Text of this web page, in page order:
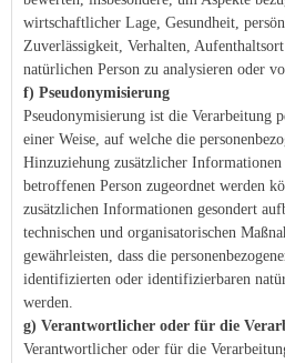
wirtschaftlicher Lage, Gesundheit,
Zuverlässigkeit, Verhalten,
natürlichen Person zu analysieren oder
f) Pseudonymisierung
Pseudonymisierung ist die Verarbeitung
einer Weise, auf welche die
Hinzuziehung zusätzlicher
betroffenen Person zugeordnet werden
zusätzlichen Informationen gesondert
technischen und organisatorischen
gewährleisten, dass die
identifizierten oder identifizierbaren
werden.
g) Verantwortlicher oder für die
Verantwortlicher oder für die